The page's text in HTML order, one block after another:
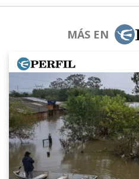
MÁS EN